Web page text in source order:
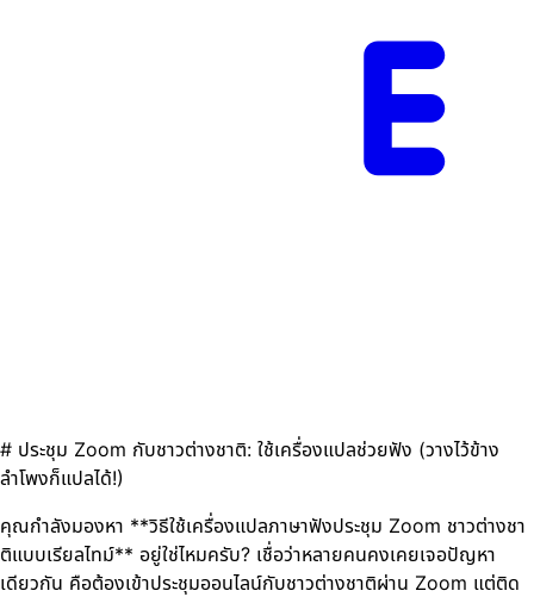
# ประชุม Zoom กับชาวต่างชาติ: ใช้เครื่องแปลช่วยฟัง (วางไว้ข้าง
ลำโพงก็แปลได้!)
คุณกำลังมองหา **วิธีใช้เครื่องแปลภาษาฟังประชุม Zoom ชาวต่างชา
ติแบบเรียลไทม์** อยู่ใช่ไหมครับ? เชื่อว่าหลายคนคงเคยเจอปัญหา
เดียวกัน คือต้องเข้าประชุมออนไลน์กับชาวต่างชาติผ่าน Zoom แต่ติด